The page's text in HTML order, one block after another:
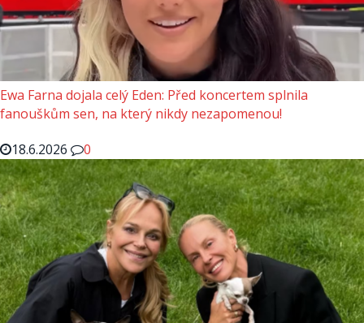
Ewa Farna dojala celý Eden: Před koncertem splnila
fanouškům sen, na který nikdy nezapomenou!
18.6.2026
0